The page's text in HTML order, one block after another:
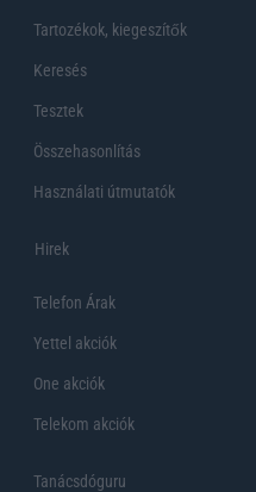
Tartozékok, kiegeszítők
Keresés
Tesztek
Összehasonlítás
Használati útmutatók
Hirek
Telefon Árak
Yettel akciók
One akciók
Telekom akciók
Tanácsdóguru